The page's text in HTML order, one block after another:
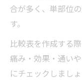
脱毛効
合が多く、単部位
す。
比較表を作成する
痛み・効果・通い
にチェックしまし